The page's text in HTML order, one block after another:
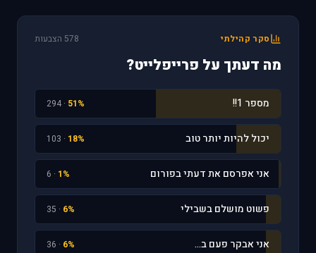
סקר קהילתי 578 הצבעות
מה דעתך על פרייפלייט?
מספר 1!! 51%
· 294
יכול להיות יותר טוב 18%
· 103
אני אפרסם את דעתי בפורום 1%
· 6
פשוט מושלם בשבילי 6%
· 35
אני אבקר פעם ב... 6%
· 36